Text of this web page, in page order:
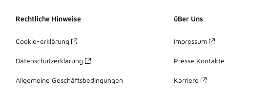
Rechtliche Hinweise
Cookie-erklärung
Datenschutzerklärung
Allgemeine Geschäftsbedingungen
üBer Uns
Impressum
Presse Kontakte
Karriere